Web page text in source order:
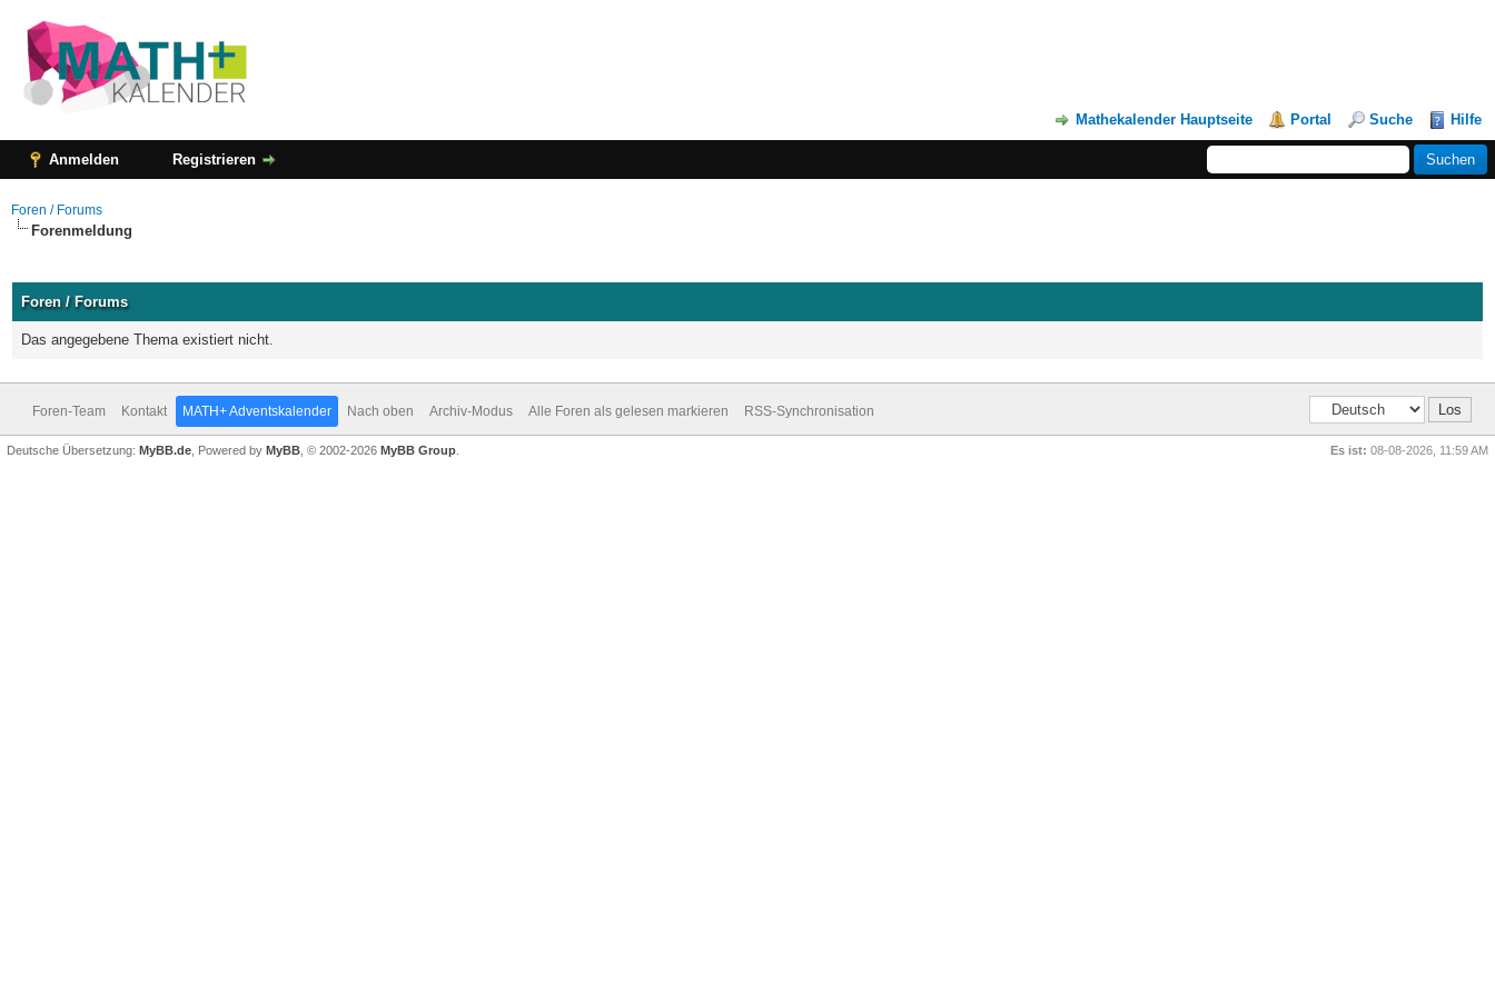
Mathekalender Hauptseite Portal Suche Hilfe
Anmelden Registrieren
Foren / Forums
Forenmeldung
Foren / Forums
Das angegebene Thema existiert nicht.
Foren-Team Kontakt MATH+ Adventskalender Nach oben Archiv-Modus Alle Foren als gelesen markieren RSS-Synchronisation
Es ist: 08-08-2026, 11:59 AM
Deutsche Übersetzung: MyBB.de , Powered by MyBB , © 2002-2026 MyBB Group